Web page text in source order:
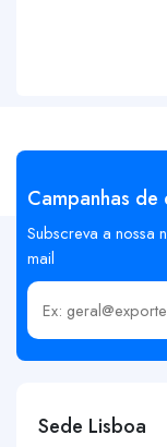
Campanhas de
Subscreva a nossa
mail
Insira o seu email
Sede Lisboa